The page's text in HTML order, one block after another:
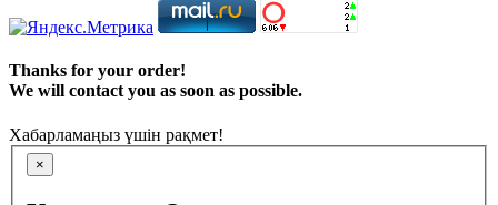
Thanks for your order!
We will contact you as soon as possible.
Хабарламаңыз үшін рақмет!
×